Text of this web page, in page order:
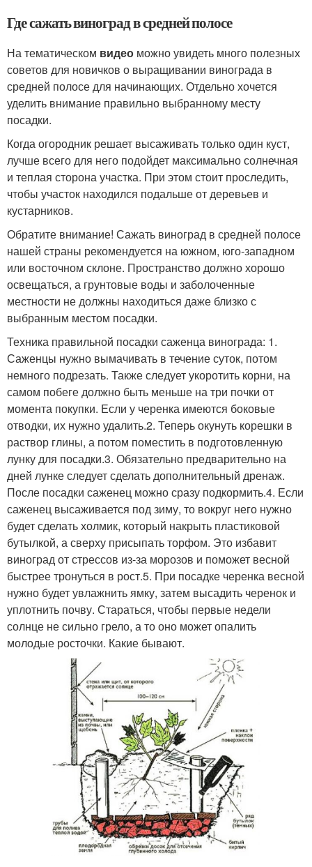
Где сажать виноград в средней полосе
На тематическом видео можно увидеть много полезных
советов для новичков о выращивании винограда в
средней полосе для начинающих. Отдельно хочется
уделить внимание правильно выбранному месту
посадки.
Когда огородник решает высаживать только один куст,
лучше всего для него подойдет максимально солнечная
и теплая сторона участка. При этом стоит проследить,
чтобы участок находился подальше от деревьев и
кустарников.
Обратите внимание! Сажать виноград в средней полосе
нашей страны рекомендуется на южном, юго-западном
или восточном склоне. Пространство должно хорошо
освещаться, а грунтовые воды и заболоченные
местности не должны находиться даже близко с
выбранным местом посадки.
Техника правильной посадки саженца винограда: 1.
Саженцы нужно вымачивать в течение суток, потом
немного подрезать. Также следует укоротить корни, на
самом побеге должно быть меньше на три почки от
момента покупки. Если у черенка имеются боковые
отводки, их нужно удалить.2. Теперь окунуть корешки в
раствор глины, а потом поместить в подготовленную
лунку для посадки.3. Обязательно предварительно на
дней лунке следует сделать дополнительный дренаж.
После посадки саженец можно сразу подкормить.4. Если
саженец высаживается под зиму, то вокруг него нужно
будет сделать холмик, который накрыть пластиковой
бутылкой, а сверху присыпать торфом. Это избавит
виноград от стрессов из-за морозов и поможет весной
быстрее тронуться в рост.5. При посадке черенка весной
нужно будет увлажнить ямку, затем высадить черенок и
уплотнить почву. Стараться, чтобы первые недели
солнце не сильно грело, а то оно может опалить
молодые росточки. Какие бывают.